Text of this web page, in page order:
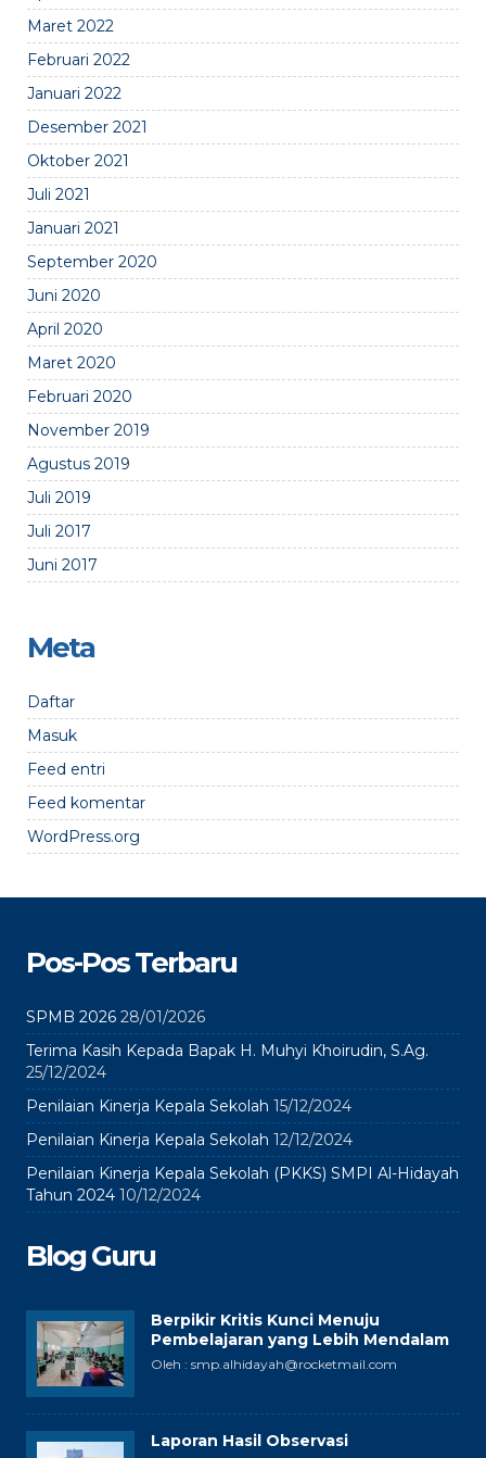
Maret 2022
Februari 2022
Januari 2022
Desember 2021
Oktober 2021
Juli 2021
Januari 2021
September 2020
Juni 2020
April 2020
Maret 2020
Februari 2020
November 2019
Agustus 2019
Juli 2019
Juli 2017
Juni 2017
Meta
Daftar
Masuk
Feed entri
Feed komentar
WordPress.org
Pos-Pos Terbaru
SPMB 2026 28/01/2026
Terima Kasih Kepada Bapak H. Muhyi Khoirudin, S.Ag.
25/12/2024
Penilaian Kinerja Kepala Sekolah 15/12/2024
Penilaian Kinerja Kepala Sekolah 12/12/2024
Penilaian Kinerja Kepala Sekolah (PKKS) SMPI Al-Hidayah
Tahun 2024 10/12/2024
Blog Guru
Berpikir Kritis Kunci Menuju
Pembelajaran yang Lebih Mendalam
Oleh : smp.alhidayah@rocketmail.com
Laporan Hasil Observasi